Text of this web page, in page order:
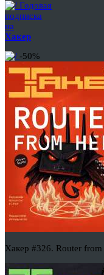
Годовая
подписка
на
Хакер
-50%
Хакер #326. Router